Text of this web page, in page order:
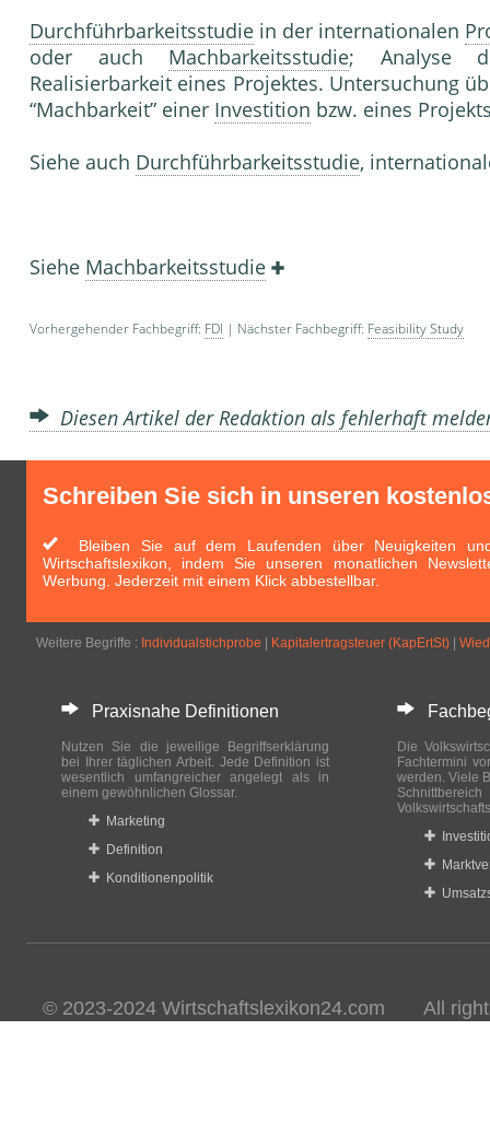
Durchführbarkeitsstudie in der internationalen
oder auch Machbarkeitsstudie; Analyse
Realisierbarkeit eines Projektes. Untersuchung
“Machbarkeit” einer Investition bzw. eines
Siehe auch Durchführbarkeitsstudie,
Siehe Machbarkeitsstudie
Vorhergehender Fachbegriff: FDI | Nächster Fachbegriff: Feasibility Study
Diesen Artikel der Redaktion als fehlerhaft
Schreiben Sie sich in unseren
Bleiben Sie auf dem Laufenden über Neuigkeiten
Wirtschaftslexikon, indem Sie unseren monatlichen
Werbung. Jederzeit mit einem Klick abbestellbar.
Weitere Begriffe : Individualstichprobe Kapitalertragsteuer (KapErtSt)
Praxisnahe Definitionen
Nutzen Sie die jeweilige Begriffserklärung
bei Ihrer täglichen Arbeit. Jede Definition ist
wesentlich umfangreicher angelegt als in
einem gewöhnlichen Glossar.
Marketing
Definition
Konditionenpolitik
Die
Fachtermini
werden. Viele
© 2023-2024 Wirtschaftslexikon24.com All